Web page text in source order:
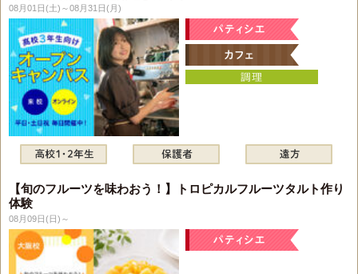
08月01日(土)～08月31日(月)
【旬のフルーツを味わおう！】トロピカルフルーツタルト作り
体験
08月09日(日)～